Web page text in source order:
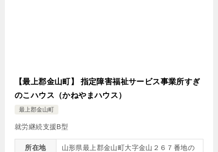
【最上郡金山町】 指定障害福祉サービス事業所すぎ
のこハウス（かねやまハウス）
最上郡金山町
就労継続支援B型
所在地
山形県最上郡金山町大字金山２６７番地の